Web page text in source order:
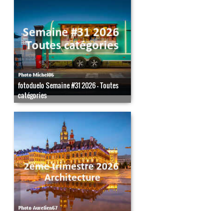
fotoduelo Semaine #31 2026 - Toutes
catégories